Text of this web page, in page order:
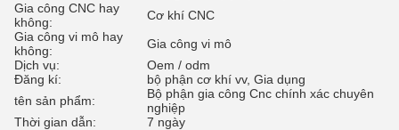
Gia công CNC hay
không:
Cơ khí CNC
Gia công vi mô hay
không:
Gia công vi mô
Dịch vụ:
Oem / odm
Đăng kí:
bộ phận cơ khí vv, Gia dụng
tên sản phẩm:
Bộ phận gia công Cnc chính xác chuyên
nghiệp
Thời gian dẫn:
7 ngày